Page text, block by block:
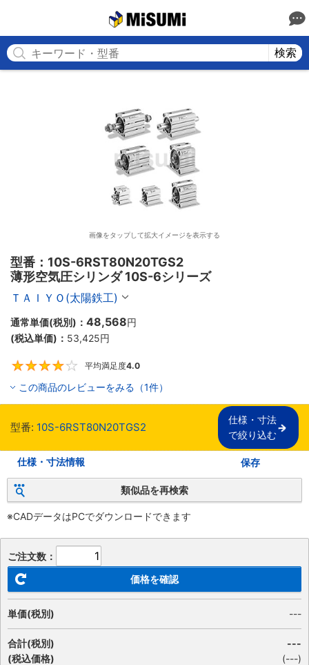
検索
画像をタップして拡大イメージを表示する
型番：10S-6RST80N20TGS2
薄形空気圧シリンダ 10S-6シリーズ
ＴＡＩＹＯ(太陽鉄工)
通常単価(税別)： 48,568円
(税込単価)： 53,425円
平均満足度4.0
この商品のレビューをみる（1件）
型番: 10S-6RST80N20TGS2
仕様・寸法
で絞り込む
仕様・寸法情報 保存
類似品を再検索
※CADデータはPCでダウンロードできます
ご注文数：
価格を確認
単価(税別) ---
合計(税別)
(税込価格)
---
(---)